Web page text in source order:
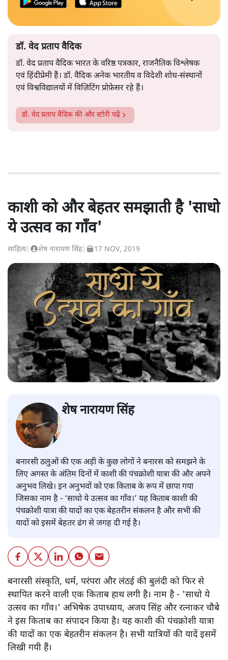
डॉ. वेद प्रताप वैदिक
डॉ. वेद प्रताप वैदिक भारत के वरिष्ठ पत्रकार, राजनैतिक विश्लेषक
एवं हिंदीप्रेमी हैं। डॉ. वैदिक अनेक भारतीय व विदेशी शोध-संस्थानों
एवं विश्वविद्यालयों में विज़िटिंग प्रोफ़ेसर रहे हैं।
डॉ. वेद प्रताप वैदिक की और स्टोरी पढ़ें
काशी को और बेहतर समझाती है 'साधो
ये उत्सव का गाँव'
साहित्य| शेष नारायण सिंह| 17 NOV, 2019
शेष नारायण सिंह
बनारसी ठलुओं की एक अड़ी के कुछ लोगों ने बनारस को समझने के
लिए अगस्त के अंतिम दिनों में काशी की पंचक्रोशी यात्रा की और अपने
अनुभव लिखे। इन अनुभवों को एक किताब के रूप में छापा गया
जिसका नाम है - ‘साधो ये उत्सव का गाँव।’ यह किताब काशी की
पंचक्रोशी यात्रा की यादों का एक बेहतरीन संकलन है और सभी की
यादों को इसमें बेहतर ढंग से जगह दी गई है।
बनारसी संस्कृति, धर्म, परंपरा और लंठई की बुलंदी को फिर से
स्थापित करने वाली एक किताब हाथ लगी है। नाम है - 'साधो ये
उत्सव का गाँव।' अभिषेक उपाध्याय, अजय सिंह और रत्नाकर चौबे
ने इस किताब का संपादन किया है। यह काशी की पंचक्रोशी यात्रा
की यादों का एक बेहतरीन संकलन है। सभी यात्रियों की यादें इसमें
लिखी गयी हैं।